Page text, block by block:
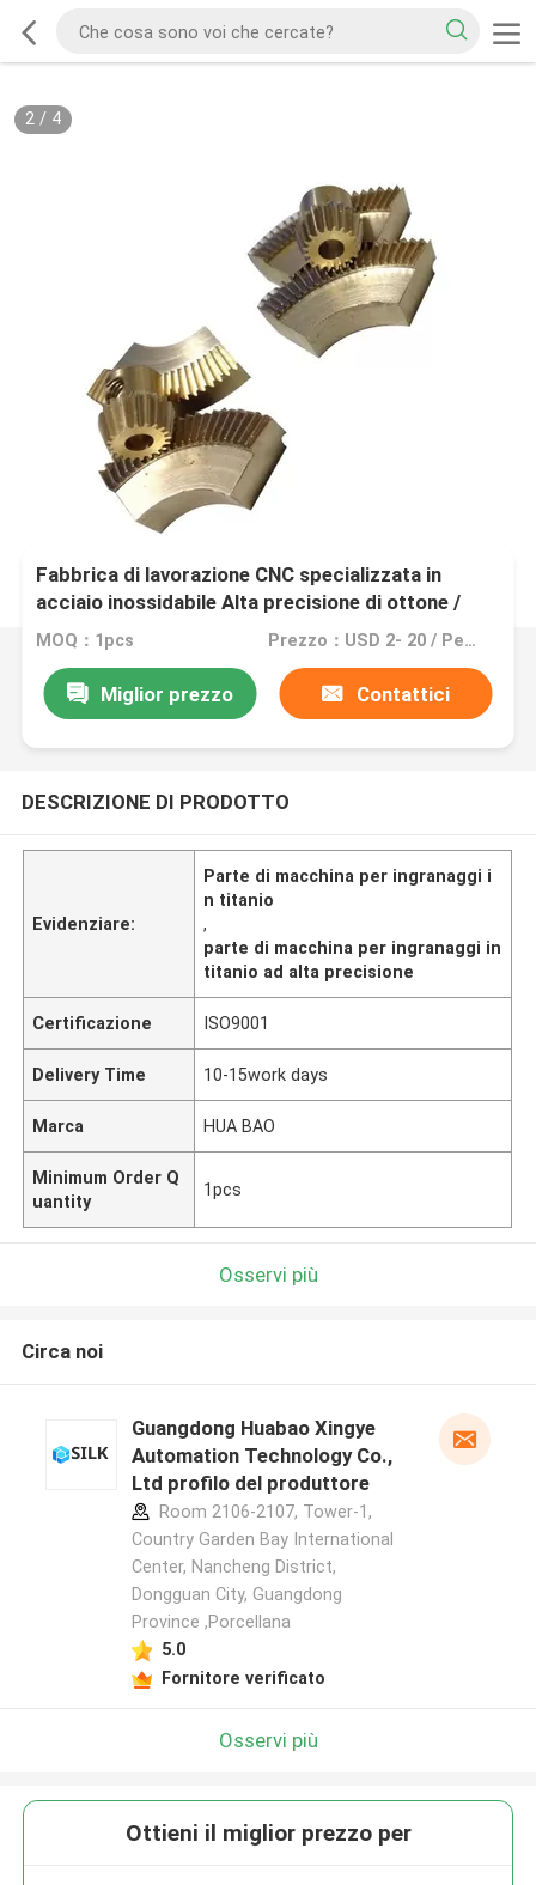
2/ 4
Fabbrica di lavorazione CNC specializzata in
acciaio inossidabile Alta precisione di ottone /
titanio
MOQ：1pcs Prezzo：USD 2- 20 / Per Square Meter (M2)
Miglior prezzo Contattici
DESCRIZIONE DI PRODOTTO
Evidenziare:
Parte di macchina per ingranaggi i
n titanio
,
parte di macchina per ingranaggi in
titanio ad alta precisione
Certificazione ISO9001
Delivery Time 10-15work days
Marca HUA BAO
Minimum Order Q
uantity
1pcs
Osservi più
Circa noi
Guangdong Huabao Xingye
Automation Technology Co.,
Ltd profilo del produttore
Room 2106-2107, Tower-1,
Country Garden Bay International
Center, Nancheng District,
Dongguan City, Guangdong
Province ,Porcellana
5.0
Fornitore verificato
Osservi più
Ottieni il miglior prezzo per